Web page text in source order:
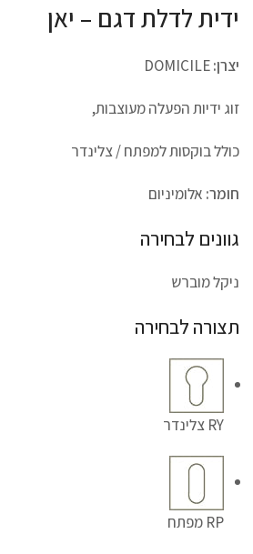
ידית לדלת דגם – יאן
יצרן:
זוג ידיות הפעלה מעוצבות,
כולל בוקסות למפתח / צלינדר
חומר: אלומיניום
גוונים לבחירה
ניקל מוברש
תצורה לבחירה
RY צלינדר
RP מפתח